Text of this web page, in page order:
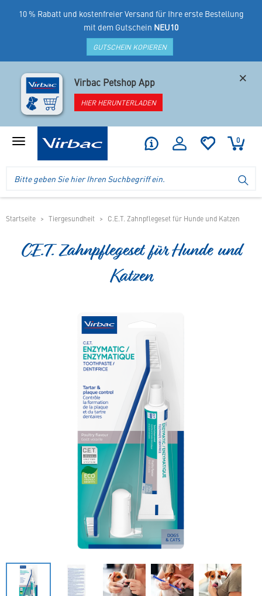
10 % Rabatt und kostenfreier Versand für Ihre erste Bestellung
mit dem Gutschein NEU10
GUTSCHEIN KOPIEREN
Virbac Petshop App
HIER HERUNTERLADEN
×
Produktmenü
Virbac
Ihr
Shop
spezielles
Tierfutter
0
Header
mobilen
Startseite Tiergesundheit C.E.T. Zahnpflegeset für Hunde und Katzen
C.E.T. Zahnpflegeset für Hunde und
Katzen